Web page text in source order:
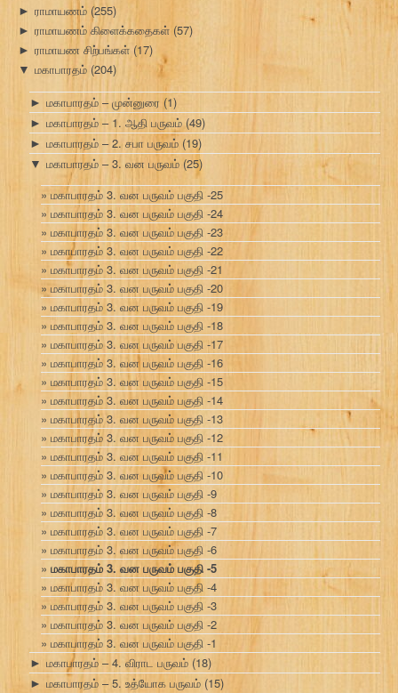
► ராமாயணம் (255)
► ராமாயணம் கிளைக்கதைகள் (57)
► ராமாயண சிற்பங்கள் (17)
▼ மகாபாரதம் (204)
► மகாபாரதம் – முன்னுரை (1)
► மகாபாரதம் – 1. ஆதி பருவம் (49)
► மகாபாரதம் – 2. சபா பருவம் (19)
▼ மகாபாரதம் – 3. வன பருவம் (25)
மகாபாரதம் 3. வன பருவம் பகுதி -25
மகாபாரதம் 3. வன பருவம் பகுதி -24
மகாபாரதம் 3. வன பருவம் பகுதி -23
மகாபாரதம் 3. வன பருவம் பகுதி -22
மகாபாரதம் 3. வன பருவம் பகுதி -21
மகாபாரதம் 3. வன பருவம் பகுதி -20
மகாபாரதம் 3. வன பருவம் பகுதி -19
மகாபாரதம் 3. வன பருவம் பகுதி -18
மகாபாரதம் 3. வன பருவம் பகுதி -17
மகாபாரதம் 3. வன பருவம் பகுதி -16
மகாபாரதம் 3. வன பருவம் பகுதி -15
மகாபாரதம் 3. வன பருவம் பகுதி -14
மகாபாரதம் 3. வன பருவம் பகுதி -13
மகாபாரதம் 3. வன பருவம் பகுதி -12
மகாபாரதம் 3. வன பருவம் பகுதி -11
மகாபாரதம் 3. வன பருவம் பகுதி -10
மகாபாரதம் 3. வன பருவம் பகுதி -9
மகாபாரதம் 3. வன பருவம் பகுதி -8
மகாபாரதம் 3. வன பருவம் பகுதி -7
மகாபாரதம் 3. வன பருவம் பகுதி -6
மகாபாரதம் 3. வன பருவம் பகுதி -5
மகாபாரதம் 3. வன பருவம் பகுதி -4
மகாபாரதம் 3. வன பருவம் பகுதி -3
மகாபாரதம் 3. வன பருவம் பகுதி -2
மகாபாரதம் 3. வன பருவம் பகுதி -1
► மகாபாரதம் – 4. விராட பருவம் (18)
► மகாபாரதம் – 5. உத்யோக பருவம் (15)